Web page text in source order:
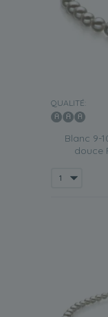
QUALITÉ:
Blanc 9-
douce